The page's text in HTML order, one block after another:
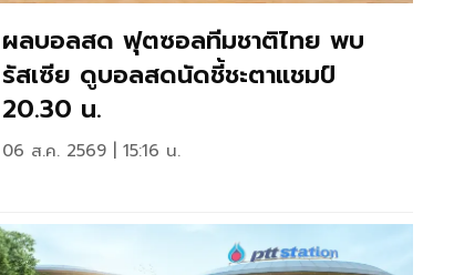
ผลบอลสด ฟุตซอลทีมชาติไทย พบ
รัสเซีย ดูบอลสดนัดชี้ชะตาแชมป์
20.30 น.
06 ส.ค. 2569 | 15:16 น.